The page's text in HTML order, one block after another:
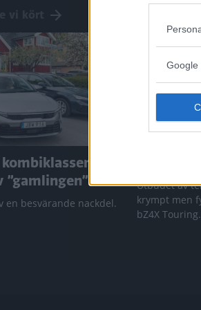
Google
–
en besvärande nackdel.
”God
Utbudet av
krympt men
bZ4X